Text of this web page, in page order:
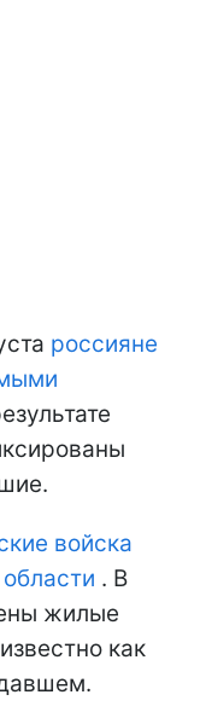
россияне
войска
. В
жилые
как